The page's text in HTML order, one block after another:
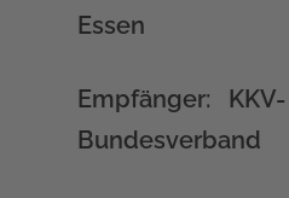
Essen
Empfänger: KKV-
Bundesverband